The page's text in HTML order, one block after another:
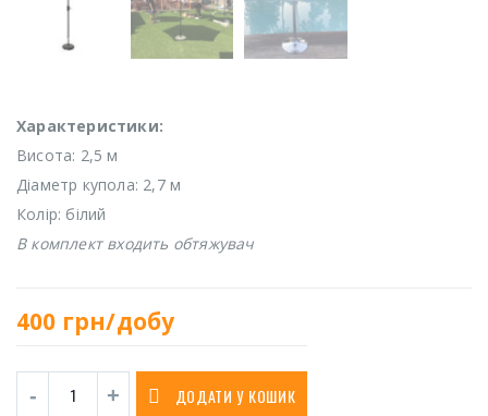
Характеристики:
Висота: 2,5 м
Діаметр купола: 2,7 м
Колір: білий
В комплект входить обтяжувач
400 грн/добу
ДОДАТИ У КОШИК